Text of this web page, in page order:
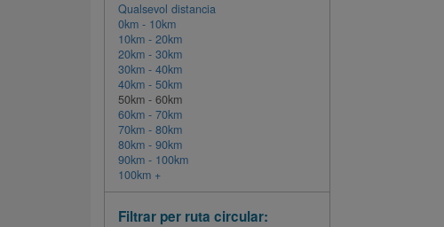
Qualsevol distancia
0km - 10km
10km - 20km
20km - 30km
30km - 40km
40km - 50km
50km - 60km
60km - 70km
70km - 80km
80km - 90km
90km - 100km
100km +
Filtrar per ruta circular: